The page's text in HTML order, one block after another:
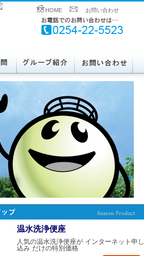
HOME お問い合わせ
温水洗浄便座
人気の温水洗浄便座が インターネット申し
込み だけの特別価格